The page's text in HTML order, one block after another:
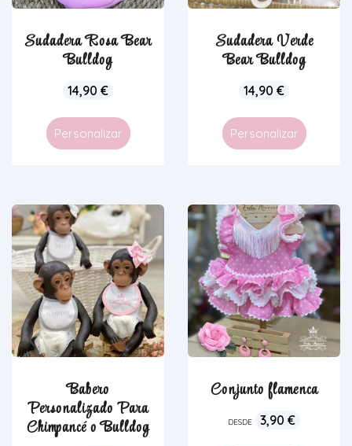
Sudadera Rosa Bear
Bulldog
14,90 €
Personalizar
Sudadera Verde
Bear Bulldog
14,90 €
Personalizar
Babero
Personalizado Para
Chimpancé o Bulldog
Conjunto flamenca
DESDE 3,90 €